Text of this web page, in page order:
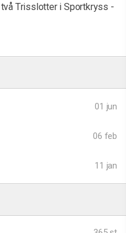
två Trisslotter i Sportkryss -
01 jun
06 feb
11 jan